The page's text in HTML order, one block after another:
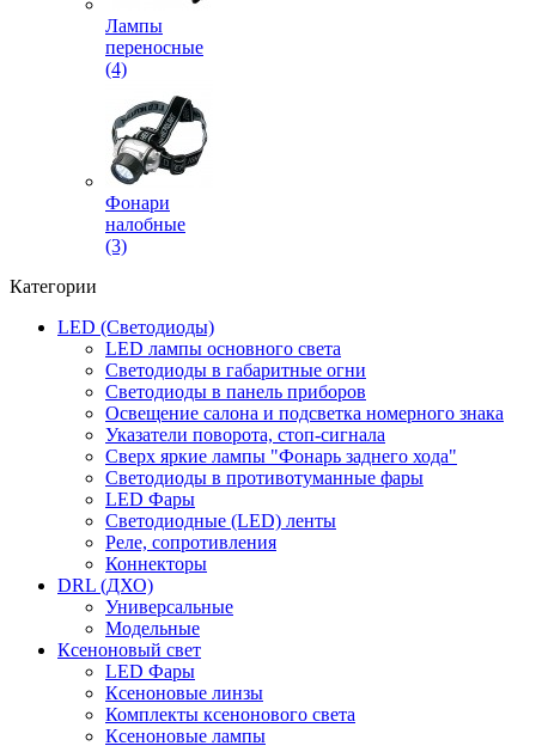
Лампы
переносные
(4)
Фонари
налобные
(3)
Категории
LED (Светодиоды)
LED лампы основного света
Светодиоды в габаритные огни
Светодиоды в панель приборов
Освещение салона и подсветка номерного знака
Указатели поворота, стоп-сигнала
Сверх яркие лампы "Фонарь заднего хода"
Светодиоды в противотуманные фары
LED Фары
Светодиодные (LED) ленты
Реле, сопротивления
Коннекторы
DRL (ДХО)
Универсальные
Модельные
Ксеноновый свет
LED Фары
Ксеноновые линзы
Комплекты ксенонового света
Ксеноновые лампы